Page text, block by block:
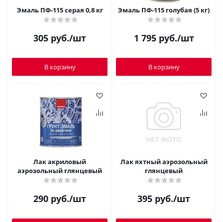
Эмаль ПФ-115 серая 0,8 кг
305 руб./шт
В корзину
Эмаль ПФ-115 голубая (5 кг)
1 795руб./шт
В корзину
Лак акриловый
аэрозольный глянцевый
290 руб./шт
Лак яхтный аэрозольный
глянцевый
395 руб./шт